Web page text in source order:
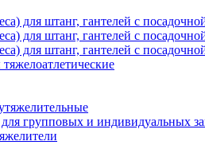
для штанг, гантелей с
для штанг, гантелей с
для штанг, гантелей с
групповых и индивидуальных